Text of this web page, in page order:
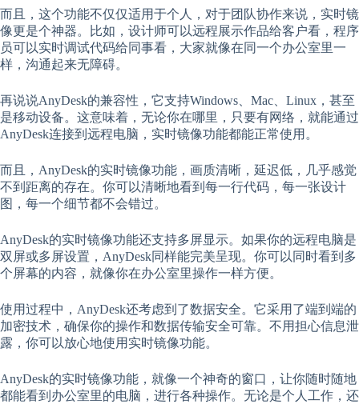
而且，这个功能不仅仅适用于个人，对于团队协作来说，实时镜
像更是个神器。比如，设计师可以远程展示作品给客户看，程序
员可以实时调试代码给同事看，大家就像在同一个办公室里一
样，沟通起来无障碍。
再说说AnyDesk的兼容性，它支持Windows、Mac、Linux，甚至
是移动设备。这意味着，无论你在哪里，只要有网络，就能通过
AnyDesk连接到远程电脑，实时镜像功能都能正常使用。
而且，AnyDesk的实时镜像功能，画质清晰，延迟低，几乎感觉
不到距离的存在。你可以清晰地看到每一行代码，每一张设计
图，每一个细节都不会错过。
AnyDesk的实时镜像功能还支持多屏显示。如果你的远程电脑是
双屏或多屏设置，AnyDesk同样能完美呈现。你可以同时看到多
个屏幕的内容，就像你在办公室里操作一样方便。
使用过程中，AnyDesk还考虑到了数据安全。它采用了端到端的
加密技术，确保你的操作和数据传输安全可靠。不用担心信息泄
露，你可以放心地使用实时镜像功能。
AnyDesk的实时镜像功能，就像一个神奇的窗口，让你随时随地
都能看到办公室里的电脑，进行各种操作。无论是个人工作，还